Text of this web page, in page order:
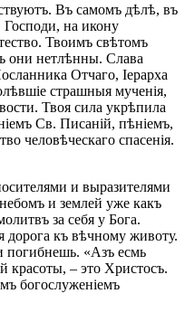
Въ самомъ дѣлѣ, въ
на икону
Твоимъ свѣтомъ
они нетлѣнны. Слава
Отчаго, Іерарха
страшныя мученія,
Твоя сила укрѣпила
Св. Писаній, пѣніемъ,
человѣческаго спасенія.
и выразителями
и землей уже какъ
за себя у Бога.
дорога къ вѣчному животу.
погибнешь. «Азъ есмь
красоты, – это Христосъ.
богослуженіемъ